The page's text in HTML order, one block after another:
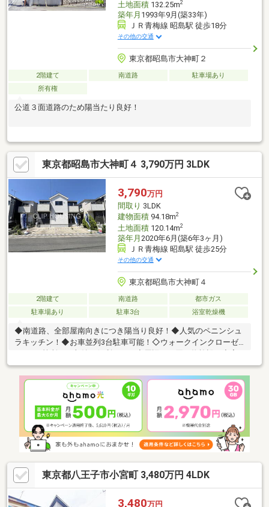
土地面積132.25m2
築年月 1993年9月(築33年)
ＪＲ青梅線 昭島駅 徒歩18分
その他の交通
東京都昭島市大神町２
2階建て 南道路
駐車場あり
所有権
公道３面道路のため陽当たり良好！
東京都昭島市大神町４ 3,790万円 3LDK
3,790万円
間取り 3LDK
建物面積94.18m2
土地面積120.14m2
築年月 2020年6月(築6年3ヶ月)
ＪＲ青梅線 昭島駅 徒歩25分
その他の交通
東京都昭島市大神町４
2階建て 南道路
都市ガス
駐車場あり
駐車3台 浴室乾燥機
◆南道路、全部屋南向きにつき陽当り良好！◆人気のペニンシュ
ラキッチン！◆お車並列3台駐車可能！◇ウォークインクローゼ
しております！・マルフジ：875ｍ・セブンイレブン：585ｍ・ド
ラッグセイムス：330ｍ《リフォーム内容》■外壁洗浄 ■クロス
張替え ■クッションフロア張替え ■リペア工事 ■トイレ交換
(1F) ■コンロ交換 ■ハウスクリーニング etc.～お好きな日時に
ご内見可能～「宅地建物取引士」、「住宅ローンアドバイザー」
資格保有者が担当いたします！住宅ローン無料相談承ります！お
気軽にお問合せください！
東京都八王子市小宮町 3,480万円 4LDK
3,480万円